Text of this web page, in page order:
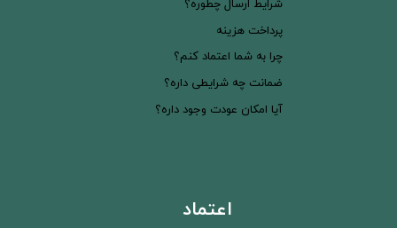
شرایط ارسال چطوره؟
پرداخت هزینه
چرا به شما اعتماد کنم؟
ضمانت چه شرایطی داره؟
آیا امکان عودت وجود داره؟
اعتماد